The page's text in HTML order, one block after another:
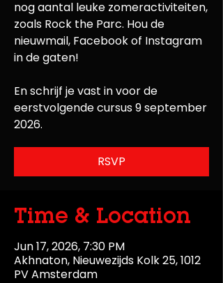
nog aantal leuke zomeractiviteiten,
zoals Rock the Parc. Hou de
nieuwmail, Facebook of Instagram
in de gaten!
En schrijf je vast in voor de
eerstvolgende cursus 9 september
2026.
RSVP
Time & Location
Jun 17, 2026, 7:30 PM
Akhnaton, Nieuwezijds Kolk 25, 1012
PV Amsterdam